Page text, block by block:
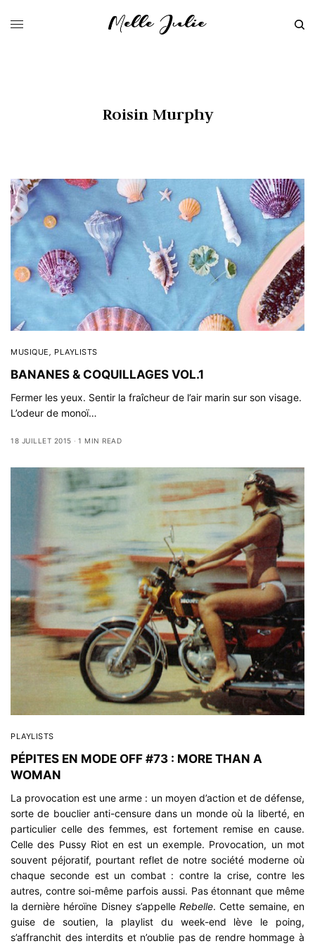
Roisin Murphy
MUSIQUE, PLAYLISTS
BANANES & COQUILLAGES VOL.1
Fermer les yeux. Sentir la fraîcheur de l’air marin sur son visage.
L’odeur de monoï…
18 JUILLET 2015 1 MIN READ
PLAYLISTS
PÉPITES EN MODE OFF #73 : MORE THAN A
WOMAN
La provocation est une arme : un moyen d’action et de défense,
sorte de bouclier anti-censure dans un monde où la liberté, en
particulier celle des femmes, est fortement remise en cause.
Celle des Pussy Riot en est un exemple. Provocation, un mot
souvent péjoratif, pourtant reflet de notre société moderne où
chaque seconde est un combat : contre la crise, contre les
autres, contre soi-même parfois aussi. Pas étonnant que même
la dernière héroïne Disney s’appelleRebelle. Cette semaine, en
guise de soutien, la playlist du week-end lève le poing,
s’affranchit des interdits et n’oublie pas de rendre hommage à